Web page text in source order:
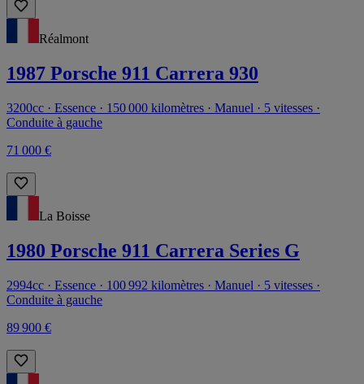
Réalmont
1987 Porsche 911 Carrera 930
3200cc · Essence · 150 000 kilomètres · Manuel · 5 vitesses ·
Conduite à gauche
71 000 €
La Boisse
1980 Porsche 911 Carrera Series G
2994cc · Essence · 100 992 kilomètres · Manuel · 5 vitesses ·
Conduite à gauche
89 900 €